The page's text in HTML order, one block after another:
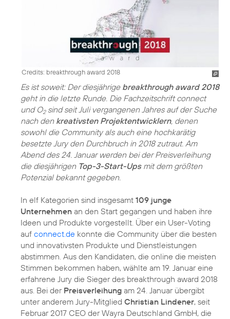
Credits: breakthrough award 2018
Es ist soweit: Der diesjährige breakthrough award 2018
geht in die letzte Runde. Die Fachzeitschrift connect
und O2sind seit Juli vergangenen Jahres auf der Suche
nach den kreativsten Projektentwicklern, denen
sowohl die Community als auch eine hochkarätig
besetzte Jury den Durchbruch in 2018 zutraut. Am
Abend des 24. Januar werden bei der Preisverleihung
die diesjährigen Top-3-Start-Upsmit dem größten
Potenzial bekannt gegeben.
In elf Kategorien sind insgesamt 109 junge
Unternehmen an den Start gegangen und haben ihre
Ideen und Produkte vorgestellt. Über ein User-Voting
auf connect.de konnte die Community über die besten
und innovativsten Produkte und Dienstleistungen
abstimmen. Aus den Kandidaten, die online die meisten
Stimmen bekommen haben, wählte am 19. Januar eine
erfahrene Jury die Sieger des breakthrough award 2018
aus. Bei der Preisverleihung am 24. Januar übergibt
unter anderem Jury-Mitglied Christian Lindener, seit
Februar 2017 CEO der Wayra Deutschland GmbH, die